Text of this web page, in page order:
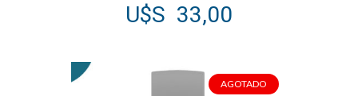
U$S 33,00
AGOTADO